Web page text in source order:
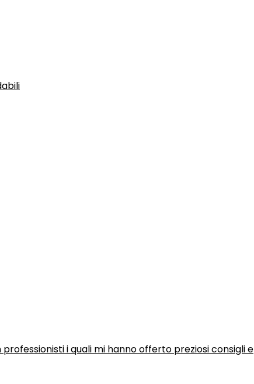
i quali mi hanno offerto preziosi consigli e